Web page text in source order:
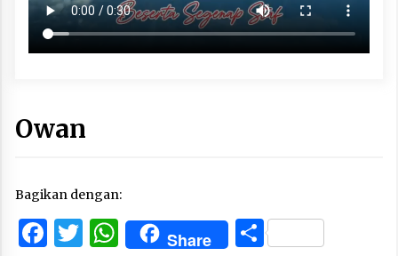
Owan
Bagikan dengan:
Facebook
Twitter
WhatsApp
Share Share